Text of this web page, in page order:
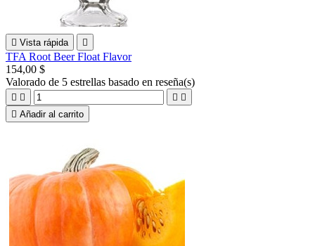
 Vista rápida 
TFA Root Beer Float Flavor
154,00 $
Valorado de 5 estrellas basado en reseña(s)
   
 Añadir al carrito